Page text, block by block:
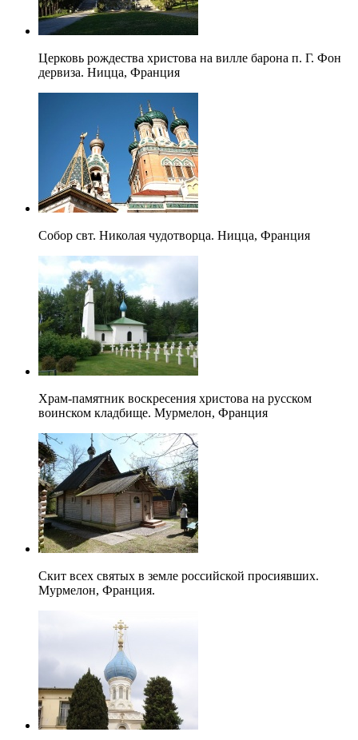
Церковь рождества христова на вилле барона п. Г. Фон
дервиза. Ницца, Франция
Собор свт. Николая чудотворца. Ницца, Франция
Храм-памятник воскресения христова на русском
воинском кладбище. Мурмелон, Франция
Скит всех святых в земле российской просиявших.
Мурмелон, Франция.